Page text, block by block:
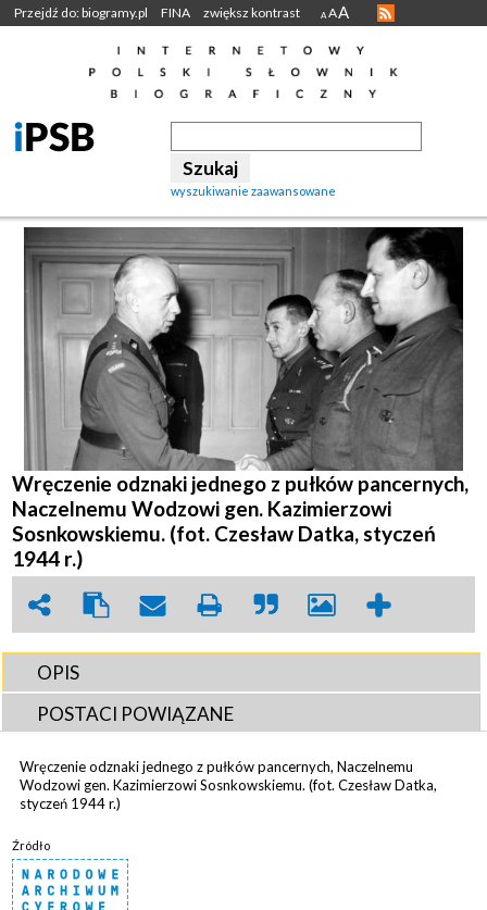
Przejdź do: biogramy.pl FINA zwiększ kontrast A AA
wyszukiwanie zaawansowane
Wręczenie odznaki jednego z pułków pancernych,
Naczelnemu Wodzowi gen. Kazimierzowi
Sosnkowskiemu. (fot. Czesław Datka, styczeń
1944 r.)
OPIS
POSTACI POWIĄZANE
Wręczenie odznaki jednego z pułków pancernych, Naczelnemu
Wodzowi gen. Kazimierzowi Sosnkowskiemu. (fot. Czesław Datka,
styczeń 1944 r.)
Źródło